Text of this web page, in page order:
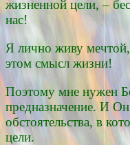
жизненной цели, –
нас!
Я лично живу
этом смысл жизни!
Поэтому мне нужен
предназначение. И
обстоятельства, в
цели.